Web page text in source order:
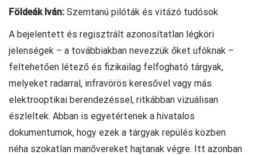
Földeák Iván: Szemtanú pilóták és vitázó tudósok
A bejelentett és regisztrált azonosítatlan légköri
jelenségek – a továbbiakban nevezzük őket ufóknak –
feltehetően létező és fizikailag felfogható tárgyak,
melyeket radarral, infravörös keresővel vagy más
elektrooptikai berendezéssel, ritkábban vizuálisan
észleltek. Abban is egyetértenek a hivatalos
dokumentumok, hogy ezek a tárgyak repülés közben
néha szokatlan manővereket hajtanak végre. Itt azonban